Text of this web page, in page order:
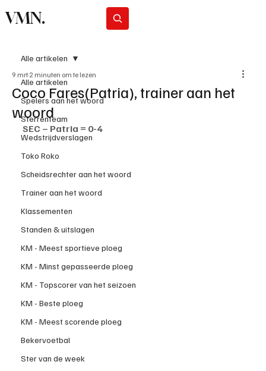
VMN.
Alle artikelen
Spelers aan het woord
Sterrenteam
Wedstrijdverslagen
Toko Roko
Scheidsrechter aan het woord
Trainer aan het woord
Klassementen
Standen & uitslagen
KM - Meest sportieve ploeg
KM - Minst gepasseerde ploeg
KM - Topscorer van het seizoen
KM - Beste ploeg
KM - Meest scorende ploeg
Bekervoetbal
Ster van de week
Alle artikelen
Coco Fares(Patria), trainer aan het
woord
9 mrt 2 minuten om te lezen
SEC – Patria = 0-4